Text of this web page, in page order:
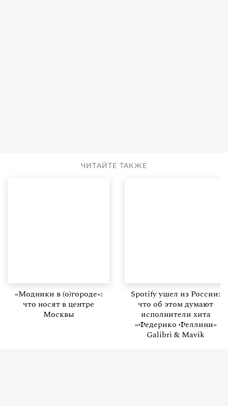
ЧИТАЙТЕ ТАКЖЕ
«Модники в (о)городе»:
что носят в центре
Москвы
Spotify ушел из России:
что об этом думают
исполнители хита
«Федерико Феллини»
Galibri & Mavik